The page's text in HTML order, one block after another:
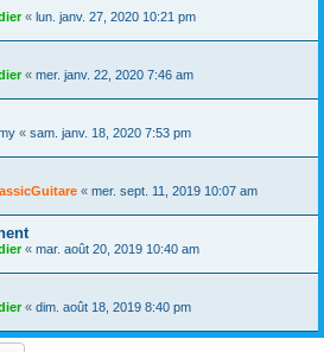
« lun. janv. 27, 2020 10:21 pm
« mer. janv. 22, 2020 7:46 am
« sam. janv. 18, 2020 7:53 pm
« mer. sept. 11, 2019 10:07 am
« mar. août 20, 2019 10:40 am
« dim. août 18, 2019 8:40 pm